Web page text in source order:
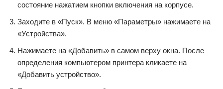
состояние нажатием кнопки включения на корпусе.
Заходите в «Пуск». В меню «Параметры» нажимаете на
«Устройства».
Нажимаете на «Добавить» в самом верху окна. После
определения компьютером принтера кликаете на
«Добавить устройство».